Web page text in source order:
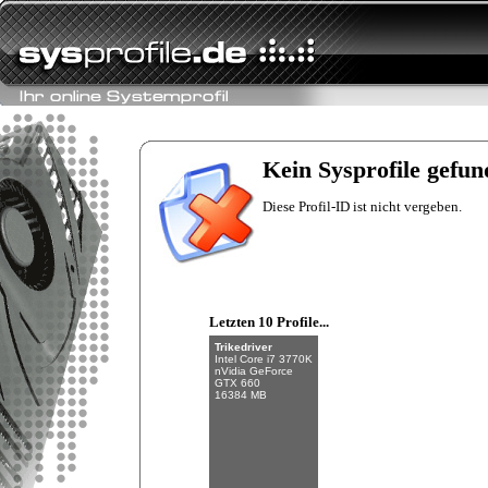
Kein Sysprofile
Diese Profil-ID ist nicht vergeben.
Letzten 10 Profile...
NVIDIA GeForce
32 GB (4 x 8 GB)
Trikedriver
Intel Core i7 3770K
nVidia GeForce
GTX 660
16384 MB